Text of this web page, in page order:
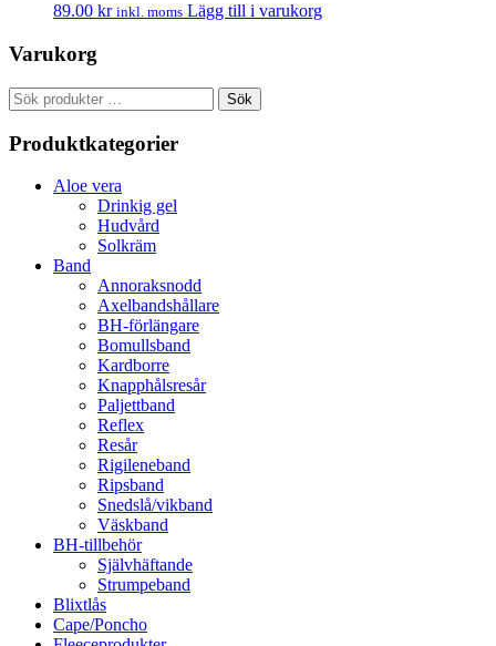
89.00 kr inkl. moms Lägg till i varukorg
Varukorg
Sök
efter:
Sök
Produktkategorier
Aloe vera
Drinkig gel
Hudvård
Solkräm
Band
Annoraksnodd
Axelbandshållare
BH-förlängare
Bomullsband
Kardborre
Knapphålsresår
Paljettband
Reflex
Resår
Rigileneband
Ripsband
Snedslå/vikband
Väskband
BH-tillbehör
Självhäftande
Strumpeband
Blixtlås
Cape/Poncho